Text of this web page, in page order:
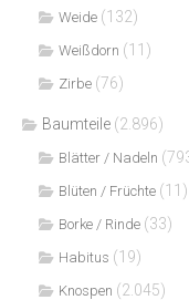
Weide (132)
Weißdorn (11)
Zirbe (76)
Baumteile (2.896)
Blätter / Nadeln
Blüten / Früchte (11)
Borke / Rinde (33)
Habitus (19)
Knospen (2.045)